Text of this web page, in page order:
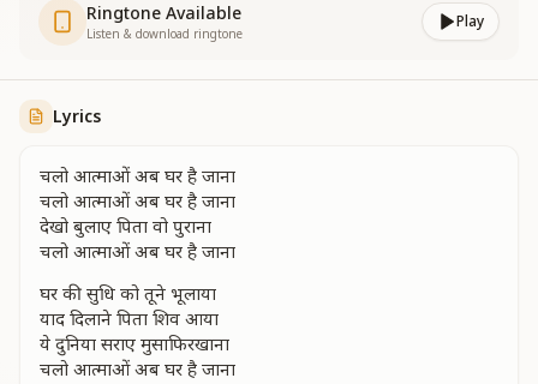
Ringtone Available
Listen & download ringtone
Play
Lyrics
चलो आत्माओं अब घर है जाना
चलो आत्माओं अब घर है जाना
देखो बुलाए पिता वो पुराना
चलो आत्माओं अब घर है जाना
घर की सुधि को तूने भूलाया
याद दिलाने पिता शिव आया
ये दुनिया सराए मुसाफिरखाना
चलो आत्माओं अब घर है जाना